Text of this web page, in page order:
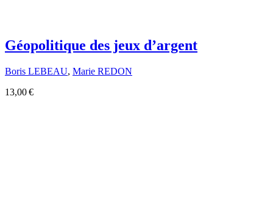
Géopolitique des jeux d’argent
Boris LEBEAU, Marie REDON
13,00 €